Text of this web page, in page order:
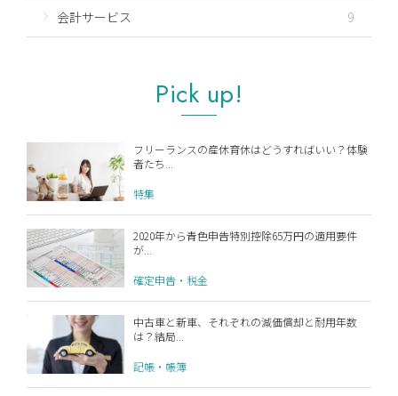
会計サービス 9
Pick up!
フリーランスの産休育休はどうすればいい？体験
者たち...
特集
2020年から青色申告特別控除65万円の適用要件
が...
確定申告・税金
中古車と新車、それぞれの減価償却と耐用年数
は？結局...
記帳・帳簿